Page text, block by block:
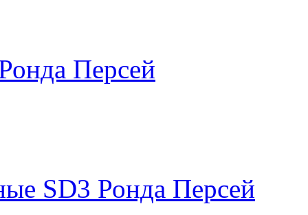
Персей
SD3 Ронда Персей